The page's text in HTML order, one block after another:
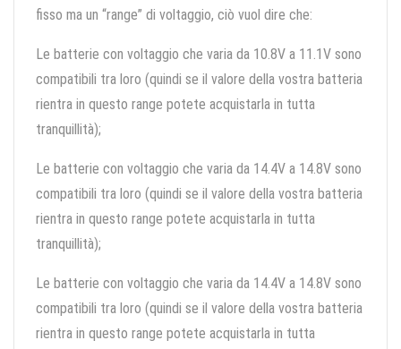
fisso ma un “range” di voltaggio, ciò vuol dire che:
Le batterie con voltaggio che varia da 10.8V a 11.1V sono
compatibili tra loro (quindi se il valore della vostra batteria
rientra in questo range potete acquistarla in tutta
tranquillità);
Le batterie con voltaggio che varia da 14.4V a 14.8V sono
compatibili tra loro (quindi se il valore della vostra batteria
rientra in questo range potete acquistarla in tutta
tranquillità);
Le batterie con voltaggio che varia da 14.4V a 14.8V sono
compatibili tra loro (quindi se il valore della vostra batteria
rientra in questo range potete acquistarla in tutta